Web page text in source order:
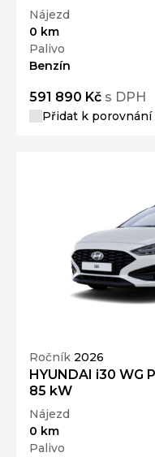
Nájezd
0 km
Palivo
Benzín
591 890 Kč s DPH
Přidat k porovnání
Ročník 2026
HYUNDAI i30 WG
85 kW
Nájezd
0 km
Palivo